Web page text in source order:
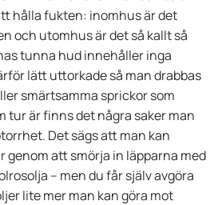
hålla fukten: inomhus är det
och utomhus är det så kallt så
tunna hud innehåller inga
lätt uttorkade så man drabbas
smärtsamma sprickor som
tur är finns det några saker man
Det sägs att man kan
genom att smörja in läpparna med
– men du får själv avgöra
lite mer man kan göra mot